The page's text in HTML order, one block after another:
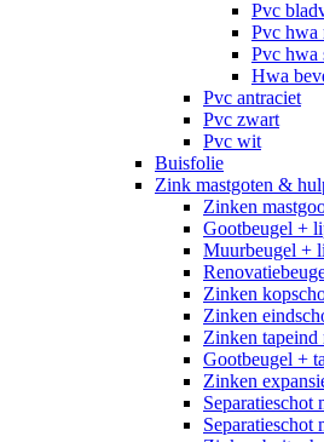
Pvc
Pvc hwa
Pvc hwa
Hwa
Pvc antraciet
Pvc zwart
Pvc wit
Buisfolie
Zink mastgoten &
Zinken
Gootbeugel +
Muurbeugel +
Zinken
Zinken
Zinken tapeind
Gootbeugel +
Zinken
Separatieschot
Separatieschot